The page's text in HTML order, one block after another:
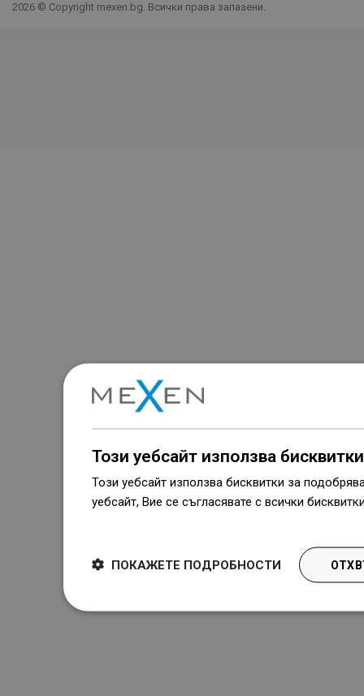
2026 © Copyright mexen.bg. Всички права запазени.
Този уебсайт използва бисквитки
Този уебсайт използва бисквитки за
уебсайт, Вие се съгласявате с всички
ПОКАЖЕТЕ ПОДРОБНОСТИ